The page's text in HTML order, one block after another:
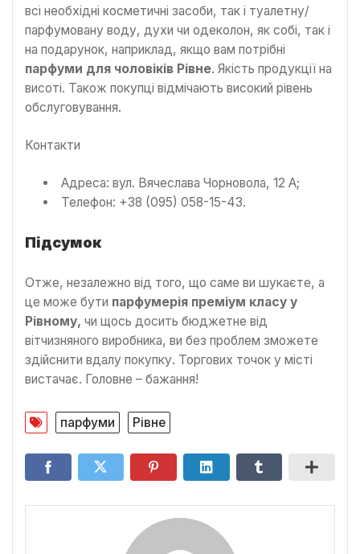
всі необхідні косметичні засоби, так і туалетну/
парфумовану воду, духи чи одеколон, як собі, так і
на подарунок, наприклад, якщо вам потрібні
парфуми для чоловіків Рівне. Якість продукції на
висоті. Також покупці відмічають високий рівень
обслуговування.
Контакти
Адреса: вул. Вячеслава Чорновола, 12 А;
Телефон: +38 (095) 058-15-43.
Підсумок
Отже, незалежно від того, що саме ви шукаєте, а
це може бути парфумерія преміум класу у
Рівному, чи щось досить бюджетне від
вітчизняного виробника, ви без проблем зможете
здійснити вдалу покупку. Торгових точок у місті
вистачає. Головне – бажання!
парфуми Рівне